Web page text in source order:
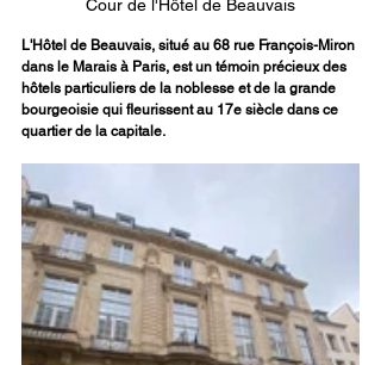
Cour de l'Hôtel de Beauvais
L'Hôtel de Beauvais, situé au 68 rue François-Miron
dans le Marais à Paris, est un témoin précieux des
hôtels particuliers de la noblesse et de la grande
bourgeoisie qui fleurissent au 17e siècle dans ce
quartier de la capitale.